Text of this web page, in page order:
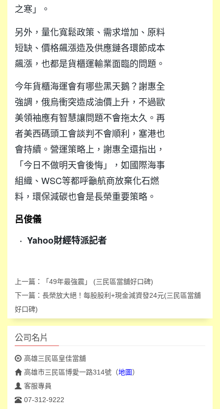
之寒」。
另外，量化寬鬆政策、需求增加、原料
短缺、價格飆漲造及供應鏈各環節成本
飆漲，也都是貨櫃運輸業面臨的問題。
今年貨櫃海運會有哪些黑天鵝？謝惠全
強調，俄烏衝突造成油價上升，不過歐
美領袖應有智慧讓問題不會拖太久。再
者美西碼頭工會談判不會順利，塞港也
會持續。營運策略上，謝惠全還指出，
「今日不做明天會後悔」，如國際海事
組織、WSC等都呼籲航商放棄化石燃
料，環保減碳也會是長榮重要策略。
呂俊儀
· Yahoo財經特派記者
上一篇：
「49年最強震」 (三民區當舖好口碑)
下一篇： 長榮放大絕！每股股利+現金減資發24元(三民區當舖
好口碑)
公司名片
高雄三民區皇佳當舖
高雄市三民區博愛一路314號 （地圖）
客服專員
07-312-9222